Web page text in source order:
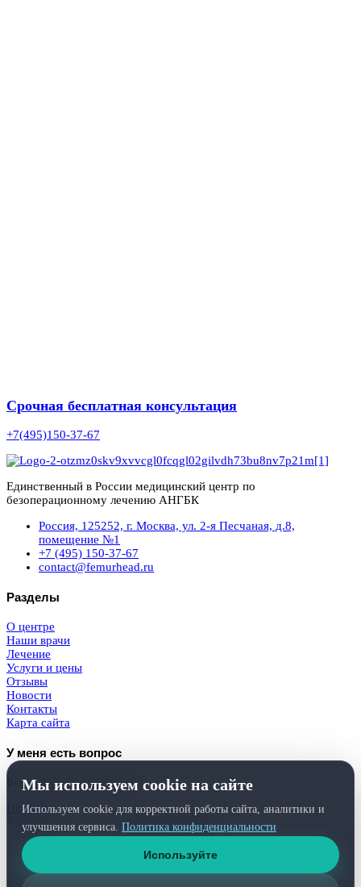
Срочная бесплатная консультация
+7(495)150-37-67
Единственный в России медицинский центр по
безоперационному лечению АНГБК
Россия, 125252, г. Москва, ул. 2-я Песчаная, д.8,
помещение №1
+7 (495) 150-37-67
contact@femurhead.ru
Разделы
О центре
Наши врачи
Лечение
Услуги и цены
Отзывы
Новости
Контакты
Карта сайта
У меня есть вопрос
Бесплатная консультация
Получить
. Права защищены.
Политика конфиденциальностии
обработки персональных данных
Мы используем cookie на сайте
Используем cookie для корректной работы сайта, аналитики и
улучшения сервиса. Политика конфиденциальности
Используйте